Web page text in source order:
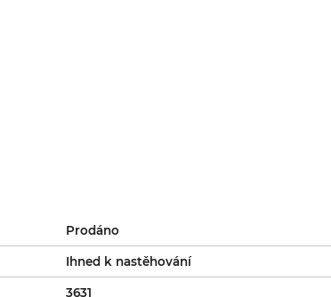
Prodáno
Ihned k nastěhování
3631